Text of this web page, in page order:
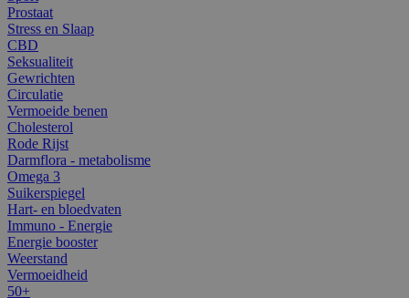
Prostaat
Stress en Slaap
CBD
Seksualiteit
Gewrichten
Circulatie
Vermoeide benen
Cholesterol
Rode Rijst
Darmflora - metabolisme
Omega 3
Suikerspiegel
Hart- en bloedvaten
Immuno - Energie
Energie booster
Weerstand
Vermoeidheid
50+